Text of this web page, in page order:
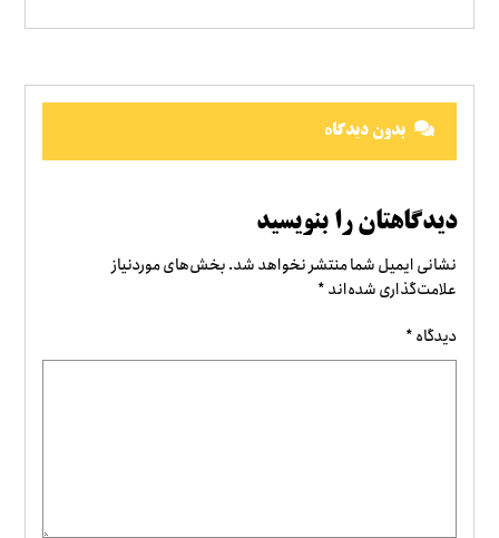
بدون دیدگاه
دیدگاهتان را بنویسید
نشانی ایمیل شما منتشر نخواهد شد.بخش‌های موردنیاز
علامت‌گذاری شده‌اند*
دیدگاه*